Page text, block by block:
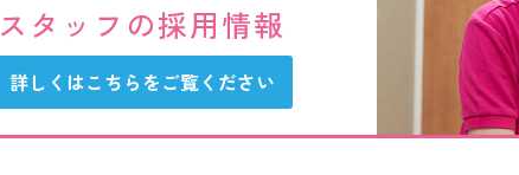
スタッフの採用情報
詳しくはこちらをご覧ください